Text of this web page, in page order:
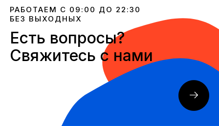
РАБОТАЕМ С 09:00 ДО 22:30
БЕЗ ВЫХОДНЫХ
Есть вопросы?
Свяжитесь с нами